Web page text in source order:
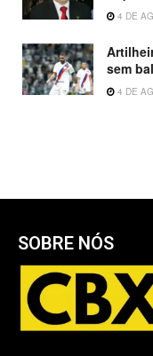
4 DE
sem
4 DE
SOBRE NÓS